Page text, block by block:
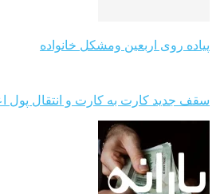
پیاده روی اربعین ومشکل خانواده
سقف جدید کارت به کارت و انتقال پول